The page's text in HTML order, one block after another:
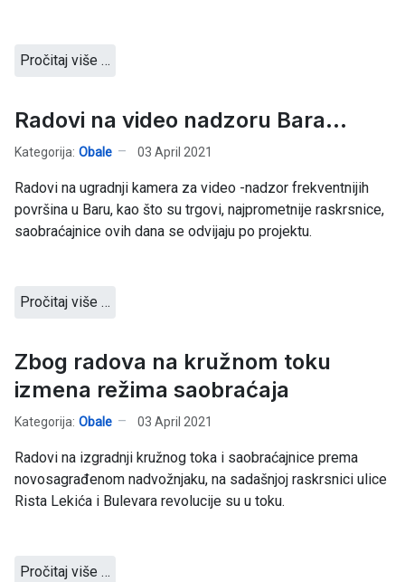
Pročitaj više …
Radovi na video nadzoru Bara...
Kategorija: Obale 03 April 2021
Radovi na ugradnji kamera za video -nadzor frekventnijih
površina u Baru, kao što su trgovi, najprometnije raskrsnice,
saobraćajnice ovih dana se odvijaju po projektu.
Pročitaj više …
Zbog radova na kružnom toku
izmena režima saobraćaja
Kategorija: Obale 03 April 2021
Radovi na izgradnji kružnog toka i saobraćajnice prema
novosagrađenom nadvožnjaku, na sadašnjoj raskrsnici ulice
Rista Lekića i Bulevara revolucije su u toku.
Pročitaj više …